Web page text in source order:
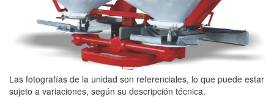
Las fotografías de la unidad son referenciales, lo que puede estar
sujeto a variaciones, según su descripción técnica.